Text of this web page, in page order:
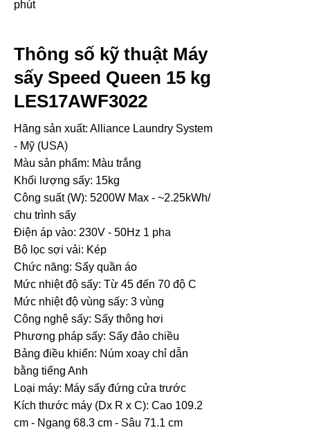
phút
Thông số kỹ thuật Máy
sấy Speed Queen 15 kg
LES17AWF3022
Hãng sản xuất: Alliance Laundry System
- Mỹ (USA)
Màu sản phẩm: Màu trắng
Khối lượng sấy: 15kg
Công suất (W): 5200W Max - ~2.25kWh/
chu trình sấy
Điện áp vào: 230V - 50Hz 1 pha
Bộ lọc sợi vải: Kép
Chức năng: Sấy quần áo
Mức nhiệt độ sấy: Từ 45 đến 70 độ C
Mức nhiệt độ vùng sấy: 3 vùng
Công nghệ sấy: Sấy thông hơi
Phương pháp sấy: Sấy đảo chiều
Bảng điều khiển: Núm xoay chỉ dẫn
bằng tiếng Anh
Loại máy: Máy sấy đứng cửa trước
Kích thước máy (Dx R x C): Cao 109.2
cm - Ngang 68.3 cm - Sâu 71.1 cm